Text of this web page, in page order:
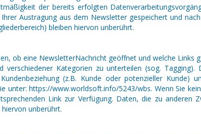
der bereits erfolgten
Austragung aus dem Newsletter gespeichert und
bleiben hiervon unberührt.
ob eine NewsletterNachricht geöffnet und welche Links
Kategorien zu unterteilen (sog.
(z.B. Kunde oder potenzieller
unter: https://www.worldsoft.info/5243/wbs. Wenn Sie
Link zur Verfügung. Daten, die zu anderen
unberührt.